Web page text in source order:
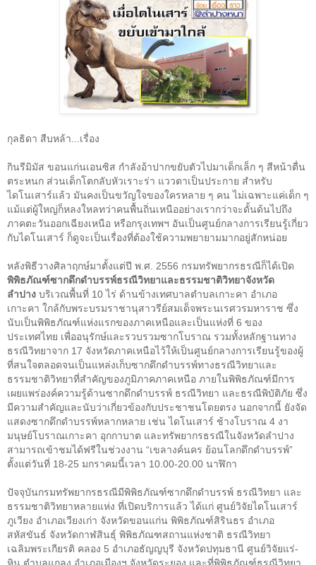
กุลธิดา สืบหล้า...เรื่อง
กินรีมิมัส ขอนแก่นเอนซิส กำลังอ้าปากขยับตัวไปมาเด็กเล็ก ๆ สีหน้าตื่น
ตระหนก ส่วนเด็กโตกลับหัวเราะร่า แววตาเป็นประกาย สำหรับ
ไดโนเสาร์แล้ว มันคงเป็นขวัญใจของใครหลาย ๆ คน ไม่เฉพาะแค่เด็ก ๆ
แม้แต่ผู้ใหญ่ก็หลงใหลทว่าคนพื้นถิ่นเหนืออย่างเรากว่าจะดั้นด้นไปถึง
ภาคตะวันออกเฉียงเหนือ หรือกรุงเทพฯ อันเป็นศูนย์กลางการเรียนรู้เกี่ยว
กับไดโนเสาร์ ก็ดูจะเป็นเรื่องที่ต้องใช้ความพยายามมากอยู่สักหน่อย
หลังพิธีวางศิลาฤกษ์มาตั้งแต่ปี พ.ศ. 2556 กรมทรัพยากรธรณีก็ได้เปิด
พิพิธภัณฑ์ซากดึกดำบรรพ์ธรณีวิทยาและธรรมชาติวิทยาจังหวัด
ลำปาง บริเวณพื้นที่ 10ไร่ ด้านข้างเทศบาลตำบลเกาะคา อำเภอ
เกาะคา ใกล้กับพระบรมราชานุสาวรีย์สมเด็จพระนเรศวรมหาราช ซึ่ง
นับเป็นพิพิธภัณฑ์แห่งแรกของภาคเหนือและเป็นแห่งที่ 6 ของ
ประเทศไทย เพื่ออนุรักษ์และรวบรวมซากโบราณ รวมทั้งหลักฐานทาง
ธรณีวิทยาจาก 17 จังหวัดภาคเหนือไว้ให้เป็นศูนย์กลางการเรียนรู้ของผู้
ที่สนใจตลอดจนเป็นแหล่งเก็บซากดึกดำบรรพ์ทางธรณีวิทยาและ
ธรรมชาติวิทยาที่สำคัญของภูมิภาคภาคเหนือ ภายในพิพิธภัณฑ์มีการ
เผยแพร่องค์ความรู้ด้านซากดึกดำบรรพ์ ธรณีวิทยา และธรณีพิบัติภัย ซึ่ง
มีความสำคัญและนับว่าเกี่ยวข้องกับประชาชนโดยตรง นอกจากนี้ ยังจัด
แสดงซากดึกดำบรรพ์หลากหลาย เช่น ไดโนเสาร์ ช้างโบราณ 4 งา
มนุษย์โบราณเกาะคา อุกกาบาต และทรัพยากรธรณีในจังหวัดลำปาง
สามารถเข้าชมได้ฟรีในช่วงงาน “เขลางค์นคร ย้อนโลกดึกดำบรรพ์”
ตั้งแต่วันที่ 18-25 มกราคมนี้เวลา 10.00-20.00 นาฬิกา
ปัจจุบันกรมทรัพยากรธรณีมีพิพิธภัณฑ์ซากดึกดำบรรพ์ ธรณีวิทยา และ
ธรรมชาติวิทยาหลายแห่ง ที่เปิดบริการแล้ว ได้แก่ ศูนย์วิจัยไดโนเสาร์
ภูเวียง อำเภอเวียงเก่า จังหวัดขอนแก่น พิพิธภัณฑ์สิรินธร อำเภอ
สหัสขันธ์ จังหวัดกาฬสินธุ์ พิพิธภัณฑสถานแห่งชาติ ธรณีวิทยา
เฉลิมพระเกียรติ คลอง 5 อำเภอธัญญบุรี จังหวัดปทุมธานี ศูนย์วิจัยแร่-